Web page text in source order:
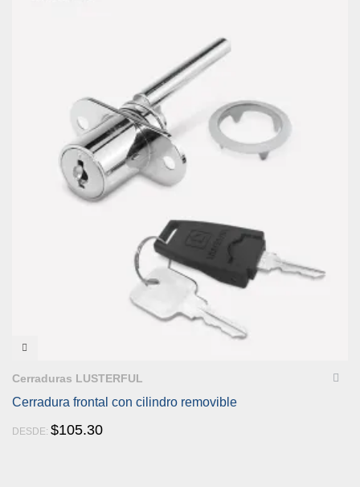
Cerraduras LUSTERFUL
Cerradura frontal con cilindro removible
DESDE: $105.30